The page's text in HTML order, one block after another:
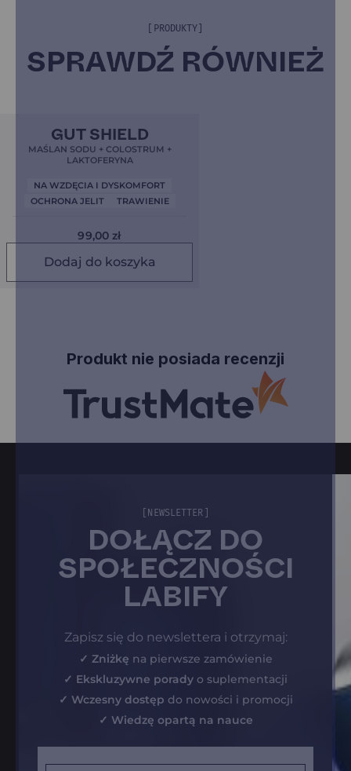
[PRODUKTY]
SPRAWDŹ RÓWNIEŻ
Bestseller!
Clean Label
Nowa FormułaGUT SHIELD
MAŚLAN SODU + COLOSTRUM +
LAKTOFERYNA
NA WZDĘCIA I DYSKOMFORT
OCHRONA JELIT
TRAWIENIE
99,00zł
Dodaj do koszyka
Produkt nie posiada recenzji
[NEWSLETTER]
DOŁĄCZ DO
SPOŁECZNOŚCI
LABIFY
Zapisz się do newslettera i otrzymaj:
✓ Zniżkę na pierwsze zamówienie
✓ Ekskluzywne porady o suplementacji
✓ Wczesny dostęp do nowości i promocji
✓ Wiedzę opartą na nauce